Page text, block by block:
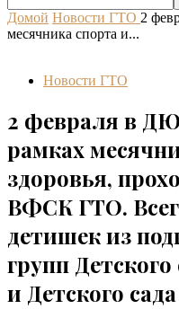
Домой Новости ГТО 2
месячника спорта и...
Новости ГТО
2 февраля в
рамках
здоровья,
ВФСК ГТО.
детишек из
групп
и Детского